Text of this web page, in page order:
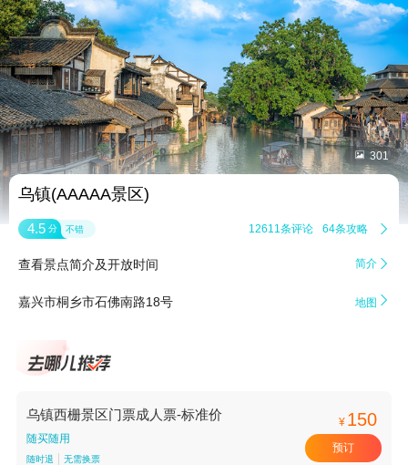
 301
乌镇(AAAAA景区)
4.5 分 不错 12611条评论 64条攻略 
查看景点简介及开放时间 简介 
嘉兴市桐乡市石佛南路18号 地图 
乌镇西栅景区门票成人票-标准价
随买随用
随时退 无需换票
¥ 150
预订
